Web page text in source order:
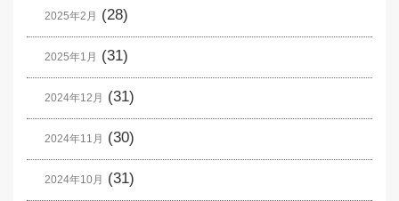
2025年2月 (28)
2025年1月 (31)
2024年12月 (31)
2024年11月 (30)
2024年10月 (31)